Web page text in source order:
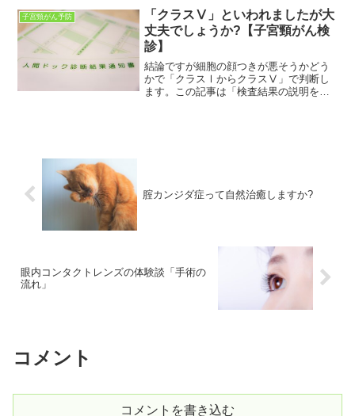
子宮頸がん予防
「クラスⅤ」といわれましたが大
丈夫でしょうか?【子宮頸がん検
診】
結論ですが細胞の顔つきが悪そうかどう
かで「クラスⅠからクラスⅤ」で判断し
ます。この記事は「検査結果の説明を受
腟カンジダ症って自然治癒しますか?
眼内コンタクトレンズの体験談「手術の
流れ」
コメント
コメントを書き込む